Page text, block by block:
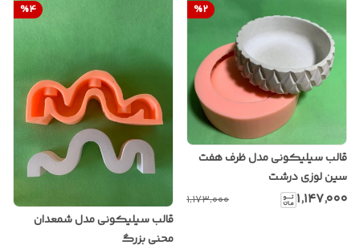
%2
قالب سیلیکونی مدل ظرف هفت
سین لوزی درشت
۱٬۱۴۷٬۰۰۰ ۱٬۱۷۳٬۰۰۰
%4
قالب سیلیکونی مدل شمعدان
محنی بزرگ